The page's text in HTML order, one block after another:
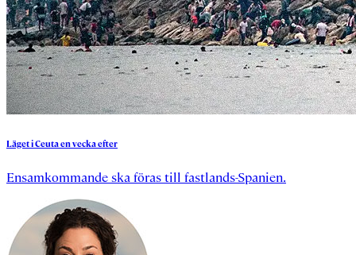
LägetiCeutaenveckaefter
Ensamkommande ska föras till fastlands-Spanien.